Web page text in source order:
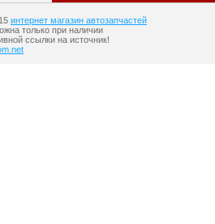
интернет магазин автозапчастей
только при наличии
ссылки на источник!